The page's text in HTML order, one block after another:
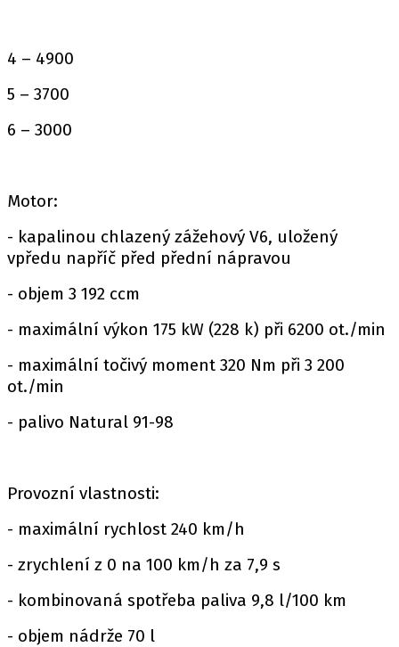
4 – 4900
5 – 3700
6 – 3000
Motor:
- kapalinou chlazený zážehový V6, uložený
vpředu napříč před přední nápravou
- objem 3 192 ccm
- maximální výkon 175 kW (228 k) při 6200 ot./min
- maximální točivý moment 320 Nm při 3 200
ot./min
- palivo Natural 91-98
Provozní vlastnosti:
- maximální rychlost 240 km/h
- zrychlení z 0 na 100 km/h za 7,9 s
- kombinovaná spotřeba paliva 9,8 l/100 km
- objem nádrže 70 l